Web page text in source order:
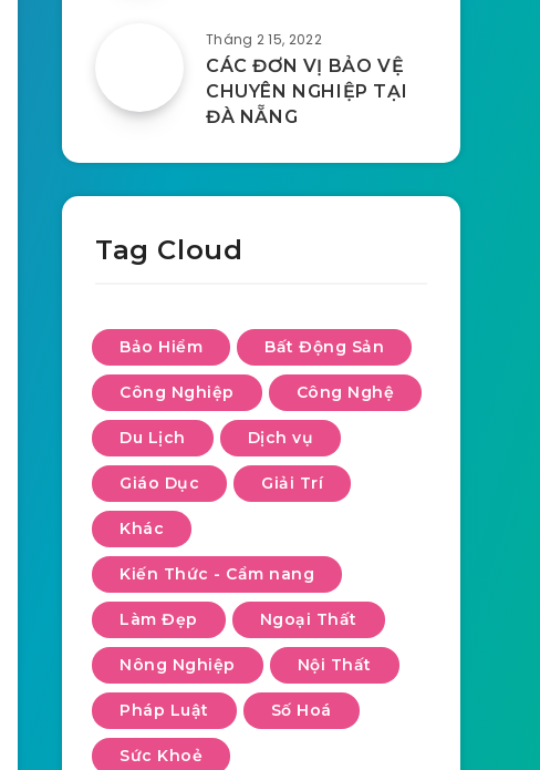
Tháng 2 15, 2022
CÁC ĐƠN VỊ BẢO VỆ
CHUYÊN NGHIỆP TẠI
ĐÀ NẴNG
Tag Cloud
Bảo Hiểm Bất Động Sản
Công Nghiệp Công Nghệ
Du Lịch Dịch vụ
Giáo Dục Giải Trí
Khác
Kiến Thức - Cẩm nang
Làm Đẹp Ngoại Thất
Nông Nghiệp Nội Thất
Pháp Luật Số Hoá
Sức Khoẻ